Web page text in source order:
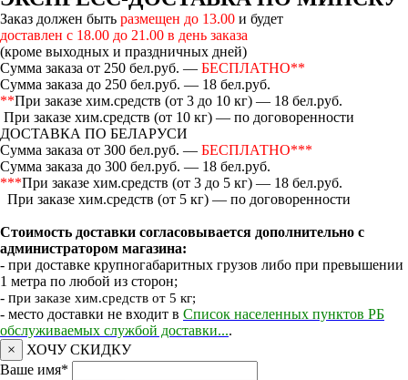
Заказ должен быть размещен до 13.00 и будет
доставлен с 18.00 до 21.00 в день заказа
(кроме выходных и праздничных дней)
Сумма заказа от 250 бел.руб. — БЕСПЛАТНО**
Сумма заказа до 250 бел.руб. — 18 бел.руб.
**При заказе хим.средств (от 3 до 10 кг) — 18 бел.руб.
При заказе хим.средств (от 10 кг) — по договоренности
ДОСТАВКА ПО БЕЛАРУСИ
Сумма заказа от 300 бел.руб. — БЕСПЛАТНО***
Сумма заказа до 300 бел.руб. — 18 бел.руб.
***При заказе хим.средств (от 3 до 5 кг) — 18 бел.руб.
При заказе хим.средств (от 5 кг) — по договоренности
Стоимость доставки согласовывается дополнительно с
администратором магазина:
- при доставке крупногабаритных грузов либо при превышении
1 метра по любой из сторон;
- при заказе хим.средств от 5 кг;
- место доставки не входит в Список населенных пунктов РБ
обслуживаемых службой доставки....
×
ХОЧУ СКИДКУ
Ваше имя*